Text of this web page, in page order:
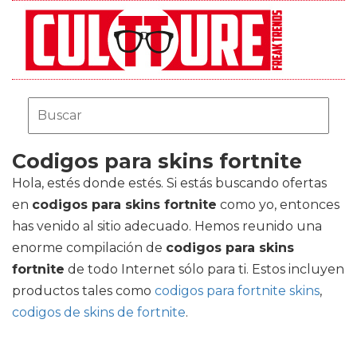
Codigos para skins fortnite
Hola, estés donde estés. Si estás buscando ofertas
en codigos para skins fortnite como yo, entonces
has venido al sitio adecuado. Hemos reunido una
enorme compilación de codigos para skins
fortnite de todo Internet sólo para ti. Estos incluyen
productos tales como codigos para fortnite skins,
codigos de skins de fortnite.